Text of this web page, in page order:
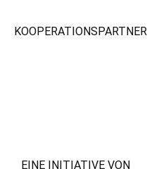
KOOPERATIONSPARTNER
EINE INITIATIVE VON